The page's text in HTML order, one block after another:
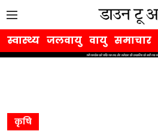
स्वास्थ्य जलवायु वायु समाचार
कृषि